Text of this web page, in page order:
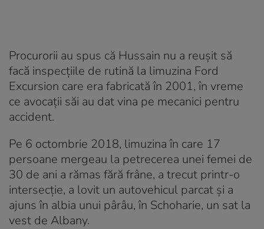
Procurorii au spus că Hussain nu a reușit să
facă inspecțiile de rutină la limuzina Ford
Excursion care era fabricată în 2001, în vreme
ce avocații săi au dat vina pe mecanici pentru
accident.
Pe 6 octombrie 2018, limuzina în care 17
persoane mergeau la petrecerea unei femei de
30 de ani a rămas fără frâne, a trecut printr-o
intersecție, a lovit un autovehicul parcat și a
ajuns în albia unui pârâu, în Schoharie, un sat la
vest de Albany.